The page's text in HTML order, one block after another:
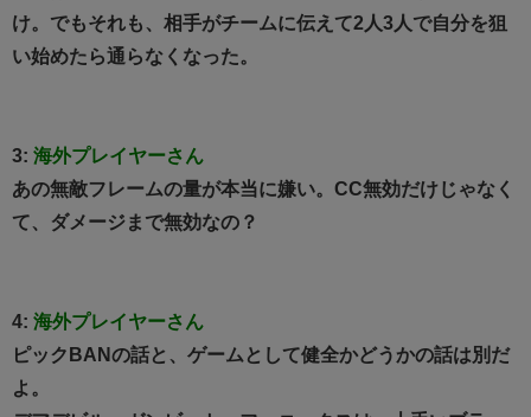
け。でもそれも、相手がチームに伝えて2人3人で自分を狙
い始めたら通らなくなった。
3: 海外プレイヤーさん
あの無敵フレームの量が本当に嫌い。CC無効だけじゃなく
て、ダメージまで無効なの？
4: 海外プレイヤーさん
ピックBANの話と、ゲームとして健全かどうかの話は別だ
よ。